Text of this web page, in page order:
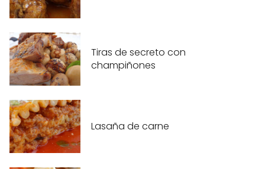
Tiras de secreto con
champiñones
Lasaña de carne